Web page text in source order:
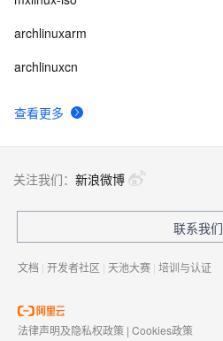
查看更多
archlinuxarm
archlinuxcn
关注我们： 新浪微博
联系我们
文档 | 开发者社区 | 天池大赛 | 培训与认证
法律声明及隐私权政策 | Cookies政策